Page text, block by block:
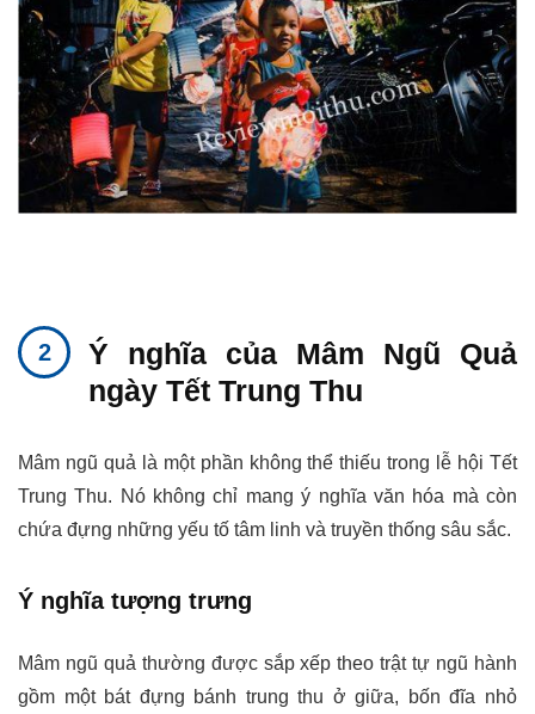
Ý nghĩa của Mâm Ngũ Quả
ngày Tết Trung Thu
Mâm ngũ quả là một phần không thể thiếu trong lễ hội Tết
Trung Thu. Nó không chỉ mang ý nghĩa văn hóa mà còn
chứa đựng những yếu tố tâm linh và truyền thống sâu sắc.
Ý nghĩa tượng trưng
Mâm ngũ quả thường được sắp xếp theo trật tự ngũ hành
gồm một bát đựng bánh trung thu ở giữa, bốn đĩa nhỏ